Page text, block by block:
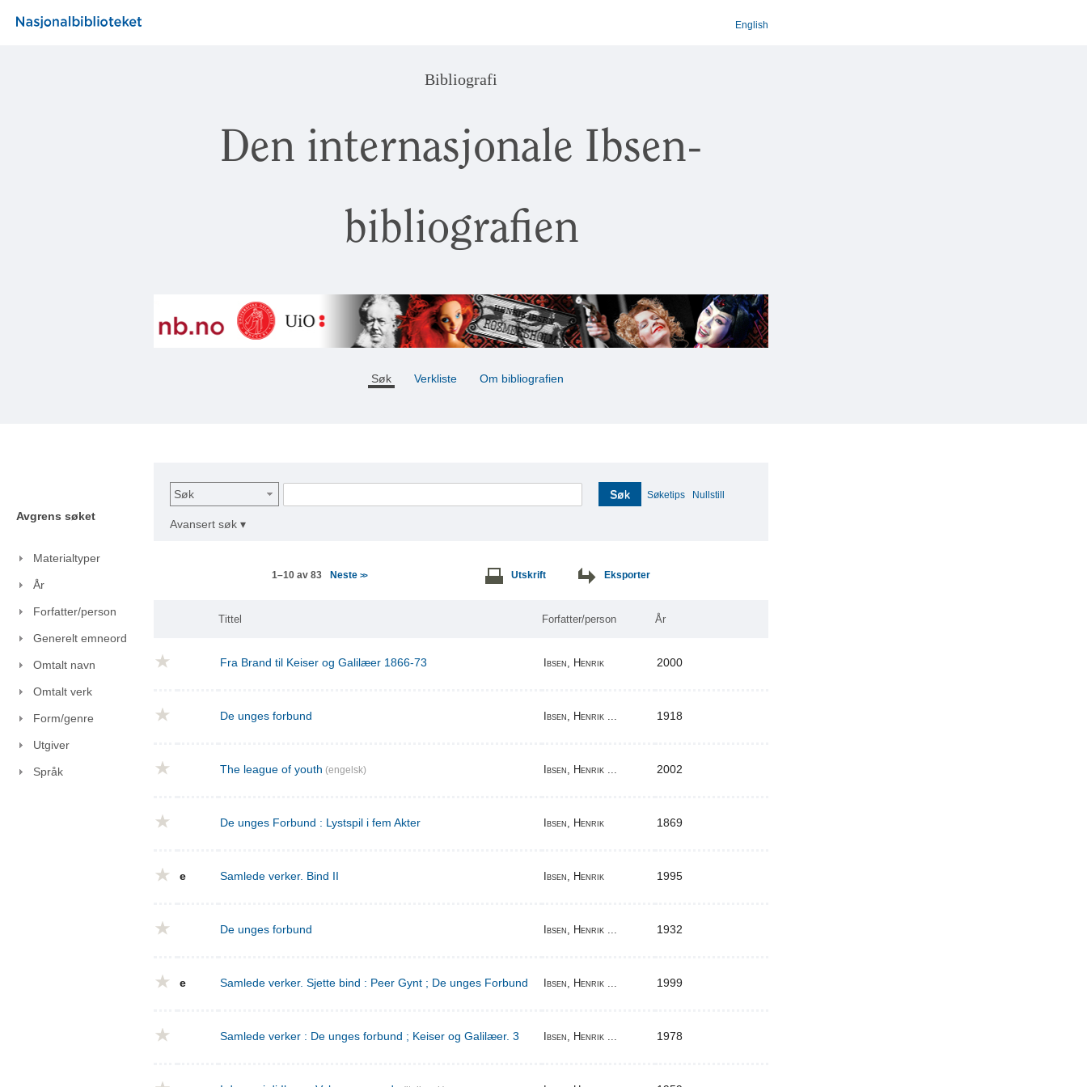
English
Bibliografi
Den internasjonale Ibsen-
bibliografien
Søk Verkliste Om bibliografien
Avgrens søket
Materialtyper
År
Forfatter/person
Generelt emneord
Omtalt navn
Omtalt verk
Form/genre
Utgiver
Språk
Søk Søk Søketips Nullstill
Avansert søk ▾
1–10 av 83 Neste>> Utskrift Eksporter
Tittel Forfatter/person År
Fra Brand til Keiser og Galilæer 1866-73 Ibsen, Henrik 2000
De unges forbund Ibsen, Henrik ... 1918
The league of youth (engelsk) Ibsen, Henrik ... 2002
De unges Forbund : Lystspil i fem Akter Ibsen, Henrik 1869
e Samlede verker. Bind II Ibsen, Henrik 1995
De unges forbund Ibsen, Henrik ... 1932
e Samlede verker. Sjette bind : Peer Gynt ; De unges Forbund Ibsen, Henrik ... 1999
Samlede verker : De unges forbund ; Keiser og Galilæer. 3 Ibsen, Henrik ... 1978